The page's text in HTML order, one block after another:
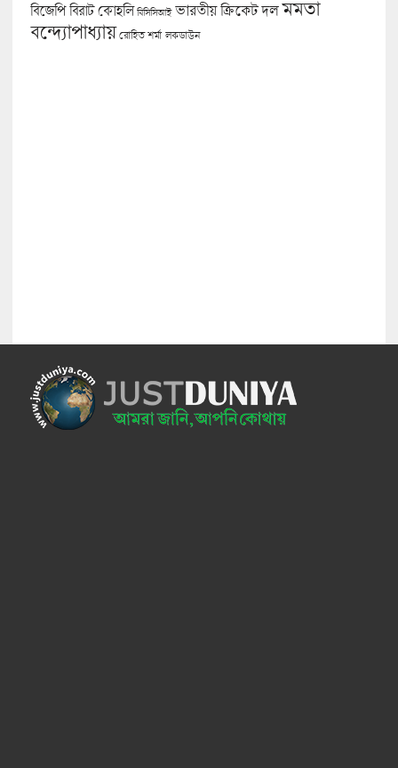
বিজেপি বিরাট কোহলি বিসিসিআই ভারতীয় ক্রিকেট দল মমতা
বন্দ্যোপাধ্যায় রোহিত শর্মা লকডাউন